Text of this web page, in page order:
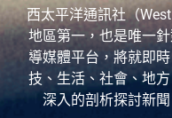
西太平洋通訊社（
地區第一，也是唯一
導媒體平台，將就即
技、生活、社會、地
深入的剖析探討新